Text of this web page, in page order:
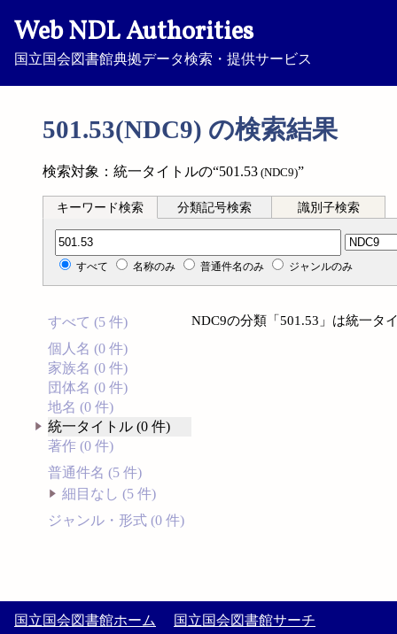
Web NDL Authorities
国立国会図書館典拠データ検索・提供サービス
501.53(NDC9) の検索結果
検索対象：統一タイトルの“501.53 (NDC9)”
キーワード検索 分類記号検索 識別子検索
分類記号検索
すべて 名称のみ 普通件名のみ ジャンルのみ
すべて (5 件)
個人名 (0 件)
家族名 (0 件)
団体名 (0 件)
地名 (0 件)
統一タイトル (0 件)
著作 (0 件)
普通件名 (5 件)
細目なし (5 件)
ジャンル・形式 (0 件)
NDC9の分類「501.53」は統一タ
国立国会図書館ホーム 国立国会図書館サーチ